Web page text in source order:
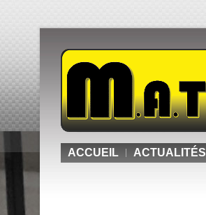
ACCUEIL ACTUALITÉS